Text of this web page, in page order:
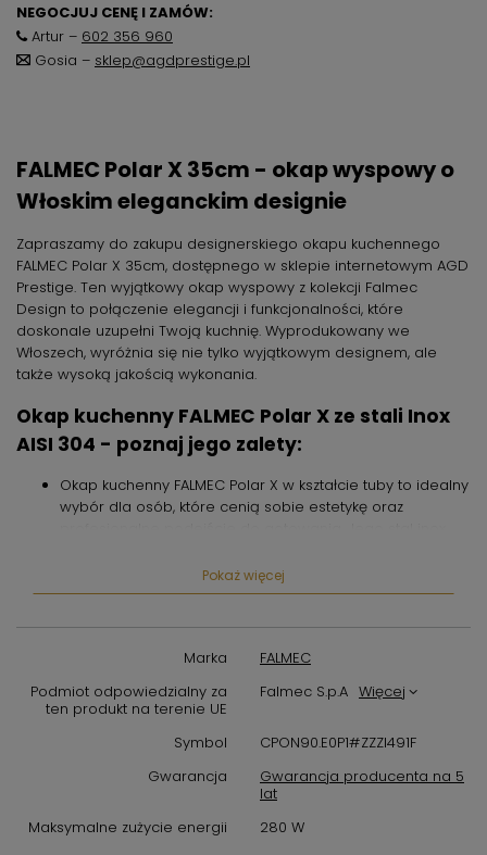
NEGOCJUJ CENĘ I ZAMÓW:
Artur – 602 356 960
Gosia – sklep@agdprestige.pl
FALMEC Polar X 35cm - okap wyspowy o
Włoskim eleganckim designie
Zapraszamy do zakupu designerskiego okapu kuchennego
FALMEC Polar X 35cm, dostępnego w sklepie internetowym AGD
Prestige. Ten wyjątkowy okap wyspowy z kolekcji Falmec
Design to połączenie elegancji i funkcjonalności, które
doskonale uzupełni Twoją kuchnię. Wyprodukowany we
Włoszech, wyróżnia się nie tylko wyjątkowym designem, ale
także wysoką jakością wykonania.
Okap kuchenny FALMEC Polar X ze stali Inox
AISI 304 - poznaj jego zalety:
Okap kuchenny FALMEC Polar X w kształcie tuby to idealny
wybór dla osób, które cenią sobie estetykę oraz
elegancji, ale także zapewnia trwałość i łatwość w
utrzymaniu czystości.
Sterowanie elektroniczne umożliwia precyzyjną kontrolę
nad pracą okapu, dzięki czemu możesz dostosować jego
LED o mocy 3x1,2 W (3200 K) zapewnia doskonałe
oświetlenie powierzchni roboczej, co ułatwia pracę w
Warto również zwrócić uwagę na filtr przeciwtłuszczowy
metalowy, który można łatwo wymieniać i myć, co
zapewnia trwałą i efektywną filtrację powietrza. Okap
Pokaż więcej
Marka
FALMEC
Podmiot odpowiedzialny za
ten produkt na terenie UE
Falmec S.p.A Więcej
Symbol
CPON90.E0P1#ZZZI491F
Gwarancja
Gwarancja producenta na 5
lat
Maksymalne zużycie energii
280 W